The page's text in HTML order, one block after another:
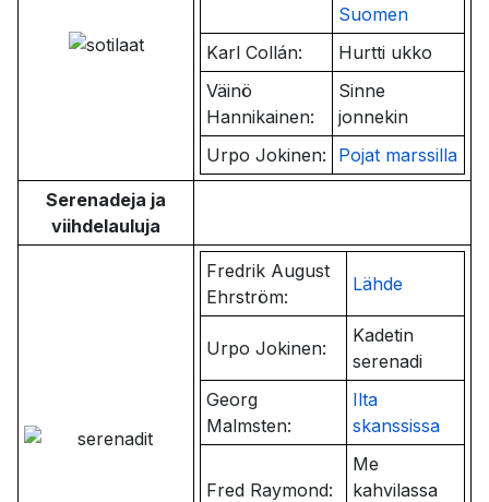
Suomen
Karl Collán:
Hurtti ukko
Väinö
Hannikainen:
Sinne
jonnekin
Urpo Jokinen:
Pojat marssilla
Serenadeja ja
viihdelauluja
Fredrik August
Ehrström:
Lähde
Urpo Jokinen:
Kadetin
serenadi
Georg
Malmsten:
Ilta
skanssissa
Fred Raymond:
Me
kahvilassa